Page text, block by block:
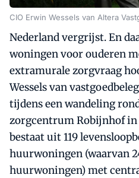
CIO Erwin Wessels van Altera
Nederland vergrijst. En
woningen voor ouderen
extramurale zorgvraag
Wessels van
tijdens een wandeling
zorgcentrum Robijnhof
bestaat uit 119
huurwoningen (waarvan
huurwoningen) met